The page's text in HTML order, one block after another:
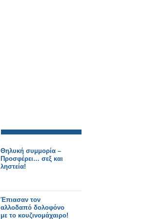
Θηλυκή συμμορία –
Προσφέρει… σεξ και
ληστεία!
Έπιασαν τον
αλλοδαπό δολοφόνο
με το κουζινομάχαιρο!